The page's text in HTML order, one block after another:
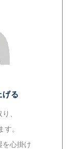
る
、
。
を心掛け